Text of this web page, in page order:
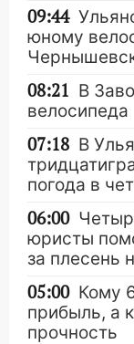
09:44
юному
08:21 В
велосипеда
07:18 В
погода в
06:00
юристы
за плесень
05:00 Кому
прибыль, а
прочность